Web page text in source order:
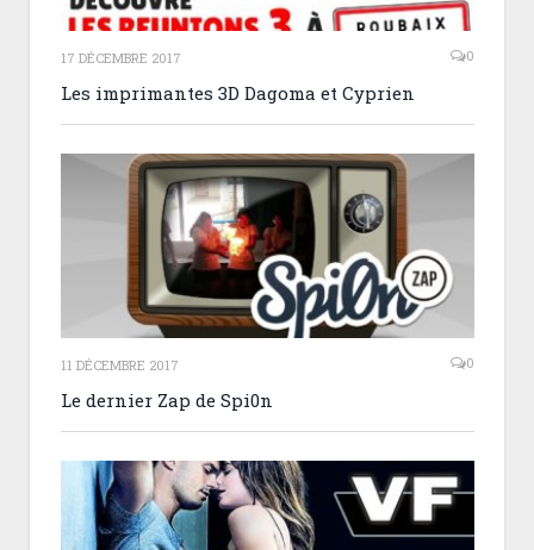
17 DÉCEMBRE 2017 0
Les imprimantes 3D Dagoma et Cyprien
11 DÉCEMBRE 2017 0
Le dernier Zap de Spi0n